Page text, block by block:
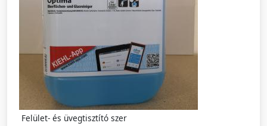
Felület- és üvegtisztító szer